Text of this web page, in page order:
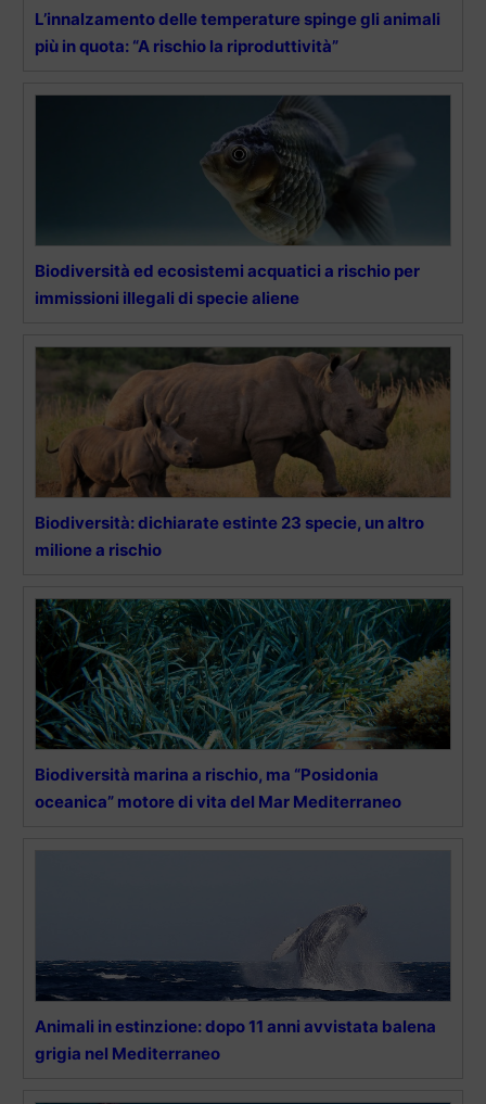
L’innalzamento delle temperature spinge gli animali
più in quota: “A rischio la riproduttività”
Biodiversità ed ecosistemi acquatici a rischio per
immissioni illegali di specie aliene
Biodiversità: dichiarate estinte 23 specie, un altro
milione a rischio
Biodiversità marina a rischio, ma “Posidonia
oceanica” motore di vita del Mar Mediterraneo
Animali in estinzione: dopo 11 anni avvistata balena
grigia nel Mediterraneo